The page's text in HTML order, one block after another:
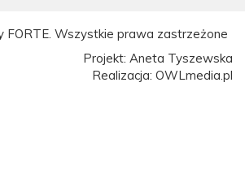
FORTE. Wszystkie prawa zastrzeżone
Projekt: Aneta Tyszewska
Realizacja: OWLmedia.pl